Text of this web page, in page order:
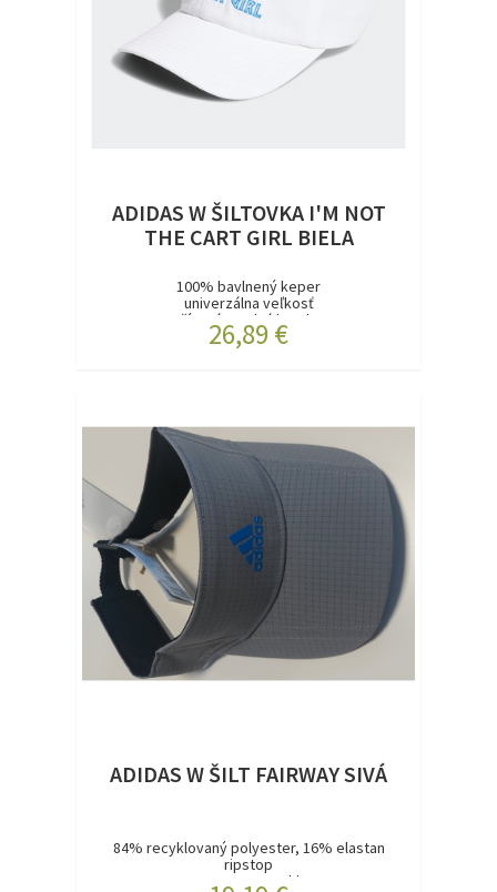
ADIDAS W ŠILTOVKA I'M NOT
THE CART GIRL BIELA
100% bavlnený keper
univerzálna veľkosť
Vyšívaná predná kresba...
26,89 €
ADIDAS W ŠILT FAIRWAY SIVÁ
84% recyklovaný polyester, 16% elastan
ripstop
AEROREADY pohl...